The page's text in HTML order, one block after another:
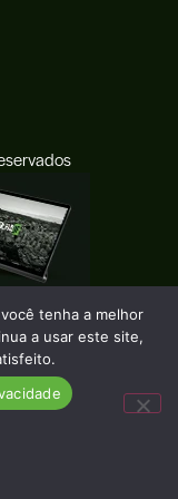
tenha a melhor
a usar este site,